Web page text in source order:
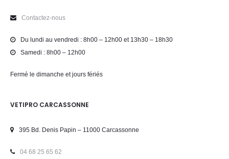
Contactez-nous
Du lundi au vendredi : 8h00 – 12h00 et 13h30 – 18h30
Samedi : 8h00 – 12h00
Fermé le dimanche et jours fériés
VETIPRO CARCASSONNE
395 Bd. Denis Papin – 11000 Carcassonne
04 68 25 65 62